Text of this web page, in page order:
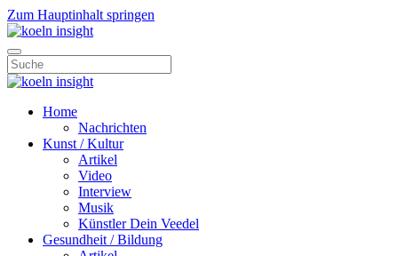
Zum Hauptinhalt springen
Home
Nachrichten
Kunst / Kultur
Artikel
Video
Interview
Musik
Künstler Dein Veedel
Gesundheit / Bildung